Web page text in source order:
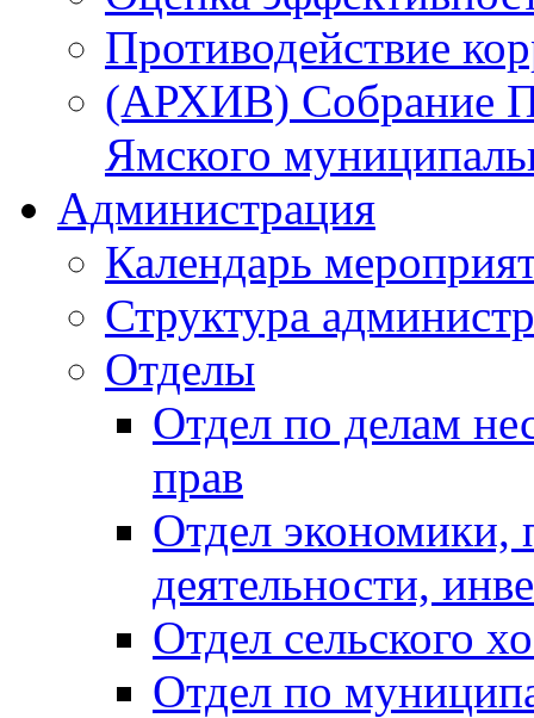
Противодействие
(АРХИВ) Собрание
Ямского
Администрация
Календарь
Структура
Отделы
Отдел по делам
прав
Отдел экономики,
деятельности,
Отдел сельского
Отдел по